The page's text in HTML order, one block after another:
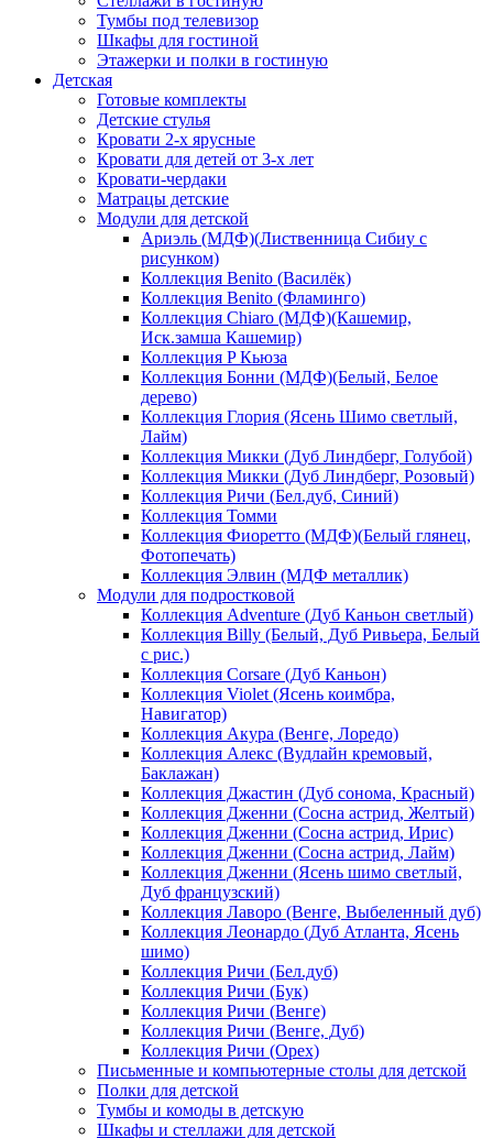
Тумбы под телевизор
Шкафы для гостиной
Этажерки и полки в гостиную
Детская
Готовые комплекты
Детские стулья
Кровати 2-х ярусные
Кровати для детей от 3-х лет
Кровати-чердаки
Матрацы детские
Модули для детской
Ариэль (МДФ)(Лиственница Сибиу с
рисунком)
Коллекция Benito (Василёк)
Коллекция Benito (Фламинго)
Коллекция Chiaro (МДФ)(Кашемир,
Иск.замша Кашемир)
Коллекция P Кьюза
Коллекция Бонни (МДФ)(Белый, Белое
дерево)
Коллекция Глория (Ясень Шимо светлый,
Лайм)
Коллекция Микки (Дуб Линдберг, Голубой)
Коллекция Микки (Дуб Линдберг, Розовый)
Коллекция Ричи (Бел.дуб, Синий)
Коллекция Томми
Коллекция Фиоретто (МДФ)(Белый глянец,
Фотопечать)
Коллекция Элвин (МДФ металлик)
Модули для подростковой
Коллекция Adventure (Дуб Каньон светлый)
Коллекция Billy (Белый, Дуб Ривьера, Белый
с рис.)
Коллекция Corsare (Дуб Каньон)
Коллекция Violet (Ясень коимбра,
Навигатор)
Коллекция Акура (Венге, Лоредо)
Коллекция Алекс (Вудлайн кремовый,
Баклажан)
Коллекция Джастин (Дуб сонома, Красный)
Коллекция Дженни (Cосна астрид, Желтый)
Коллекция Дженни (Cосна астрид, Ирис)
Коллекция Дженни (Cосна астрид, Лайм)
Коллекция Дженни (Ясень шимо светлый,
Дуб французский)
Коллекция Лаворо (Венге, Выбеленный дуб)
Коллекция Леонардо (Дуб Атланта, Ясень
шимо)
Коллекция Ричи (Бел.дуб)
Коллекция Ричи (Бук)
Коллекция Ричи (Венге)
Коллекция Ричи (Венге, Дуб)
Коллекция Ричи (Орех)
Письменные и компьютерные столы для детской
Полки для детской
Тумбы и комоды в детскую
Шкафы и стеллажи для детской